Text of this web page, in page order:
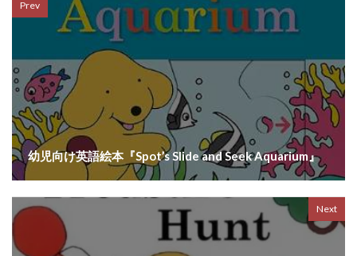
Prev
幼児向け英語絵本『Spot’s Slide and Seek Aquarium』
Next